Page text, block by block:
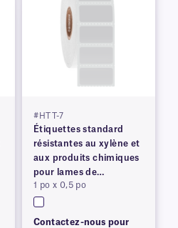
#HTT-7
Étiquettes standard
résistantes au xylène et
aux produits chimiques
pour lames de
microscope
1 po x 0,5 po
Contactez-nous pour